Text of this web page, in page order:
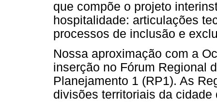
que compõe o projeto
hospitalidade: articulações
processos de inclusão e
Nossa aproximação com a
inserção no Fórum Regional
Planejamento 1 (RP1). As
divisões territoriais da